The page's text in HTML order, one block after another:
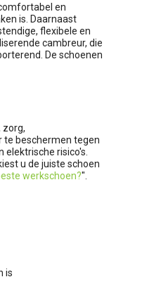
en
is. Daarnaast
flexibele en
cambreur, die
De schoenen
zorg,
te beschermen tegen
risico's.
u de juiste schoen
werkschoen?".
is